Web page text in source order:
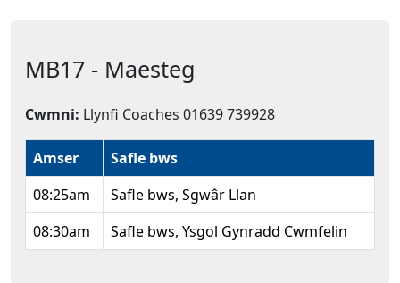
MB17 - Maesteg
Cwmni: Llynfi Coaches 01639 739928
Amser
Safle bws
08:25am
Safle bws, Sgwâr Llan
08:30am
Safle bws, Ysgol Gynradd Cwmfelin